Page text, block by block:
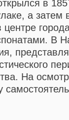
в
а затем
В
На